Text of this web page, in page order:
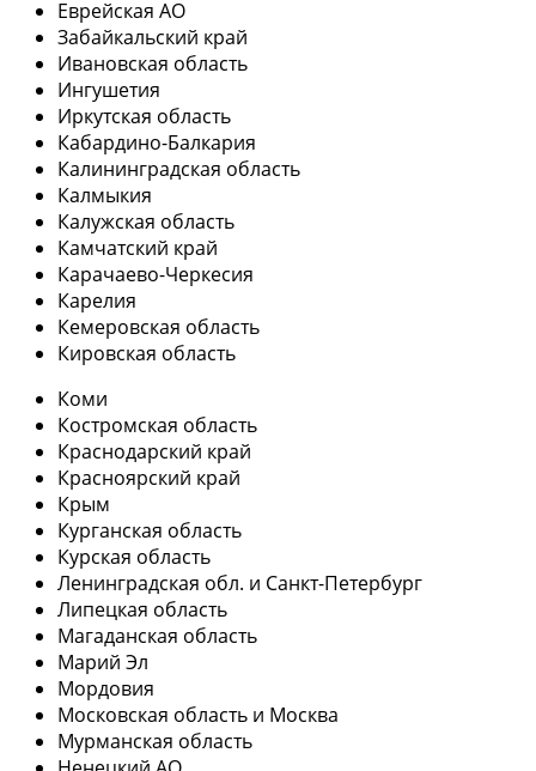
Еврейская АО
Забайкальский край
Ивановская область
Ингушетия
Иркутская область
Кабардино-Балкария
Калининградская область
Калмыкия
Калужская область
Камчатский край
Карачаево-Черкесия
Карелия
Кемеровская область
Кировская область
Коми
Костромская область
Краснодарский край
Красноярский край
Крым
Курганская область
Курская область
Ленинградская обл. и Санкт-Петербург
Липецкая область
Магаданская область
Марий Эл
Мордовия
Московская область и Москва
Мурманская область